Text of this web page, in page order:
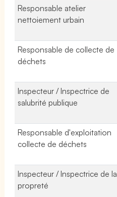
Responsable atelier
nettoiement urbain
Responsable de collecte de
déchets
Inspecteur / Inspectrice de
salubrité publique
Responsable d'exploitation
collecte de déchets
Inspecteur / Inspectrice de la
propreté